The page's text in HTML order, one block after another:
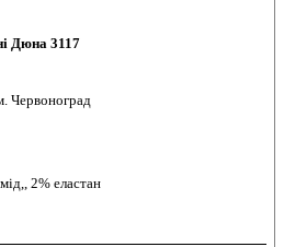
Дюна 3117
Червоноград
2% еластан